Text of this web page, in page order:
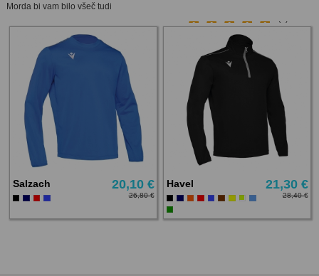
Morda bi vam bilo všeč tudi
Salzach 20,10 €
26,80 €
Havel 21,30 €
28,40 €